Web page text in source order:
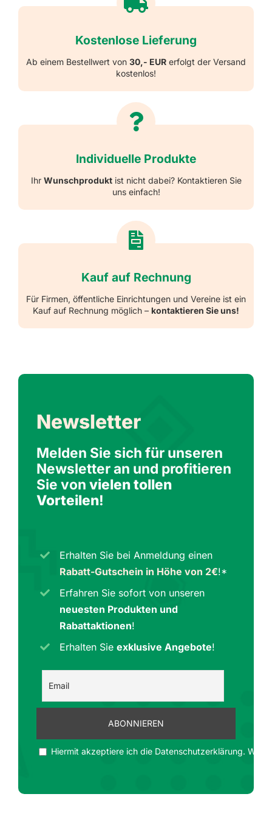
Kostenlose Lieferung
Ab einem Bestellwert von 30,- EUR erfolgt der Versand
kostenlos!
Individuelle Produkte
Ihr Wunschproduktist nicht dabei? Kontaktieren Sie
uns einfach!
Kauf auf Rechnung
Für Firmen, öffentliche Einrichtungen und Vereine ist ein
Kauf auf Rechnung möglich – kontaktieren Sie uns!
Newsletter
Melden Sie sich für unseren
Newsletter an und profitieren
Sie von vielen tollen
Vorteilen!
Erhalten Sie bei Anmeldung einen
Rabatt-Gutschein in Höhe von 2€!*
Erfahren Sie sofort von unseren
neuesten Produkten und
Rabattaktionen!
Erhalten Sieexklusive Angebote!
Hiermit akzeptiere ich die Datenschutzerklärung. Wir